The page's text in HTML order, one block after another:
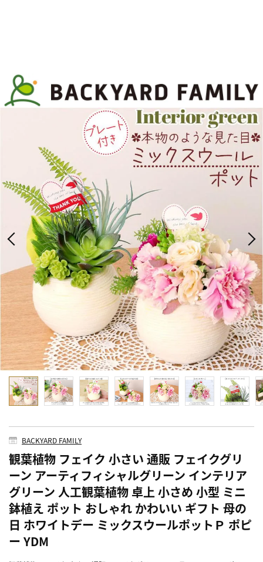
BACKYARD FAMILY
観葉植物 フェイク 小さい 通販 フェイクグリ
ーン アーティフィシャルグリーン インテリア
グリーン 人工観葉植物 卓上 小さめ 小型 ミニ
鉢植え ポット おしゃれ かわいい ギフト 母の
日 ホワイトデー ミックスウールポットＰ ポピ
ー YDM